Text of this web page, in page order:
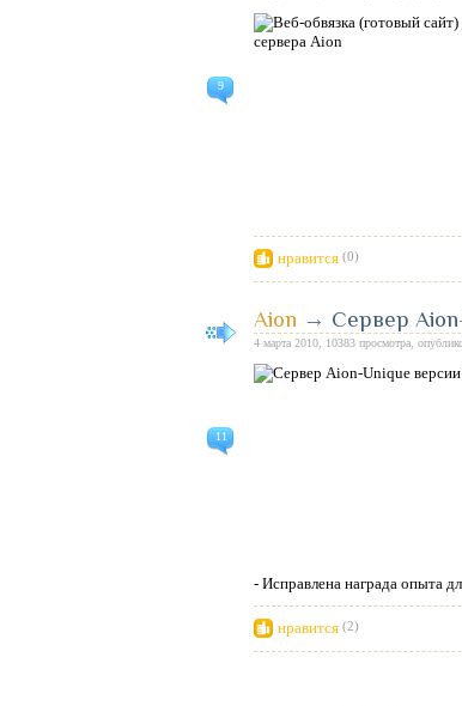
9
нравится (0)
11
Aion → Сервер
4 марта 2010, 10383 просмотра,
- Исправлена награда опыта
нравится (2)